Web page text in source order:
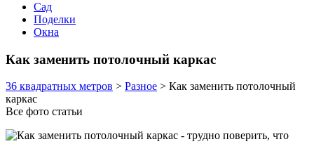
Сад
Поделки
Окна
Как заменить потолочный каркас
36 квадратных метров > Разное > Как заменить потолочный
каркас
Все фото статьи